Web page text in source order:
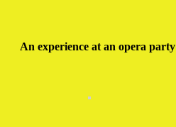
An experience at an opera party